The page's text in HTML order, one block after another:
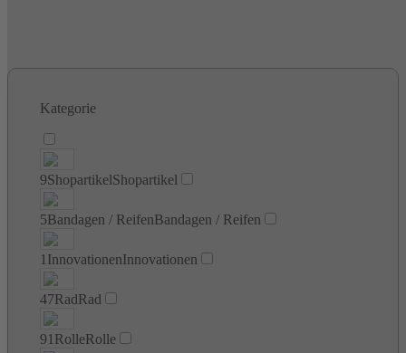
Kategorie
9ShopartikelShopartikel
5Bandagen / ReifenBandagen / Reifen
1 InnovationenInnovationen
47RadRad
91 RolleRolle